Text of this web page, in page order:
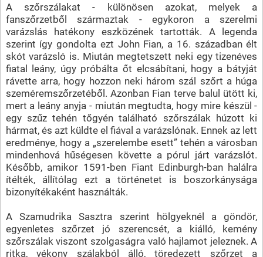
A szőrszálakat - különösen azokat, melyek a
fanszőrzetből származtak - egykoron a szerelmi
varázslás hatékony eszközének tartották. A legenda
szerint így gondolta ezt John Fian, a 16. században élt
skót varázsló is. Miután megtetszett neki egy tizenéves
fiatal leány, úgy próbálta őt elcsábítani, hogy a bátyját
rávette arra, hogy hozzon neki három szál szőrt a húga
szeméremszőrzetéből. Azonban Fian terve balul ütött ki,
mert a leány anyja - miután megtudta, hogy mire készül -
egy szűz tehén tőgyén található szőrszálak húzott ki
hármat, és azt küldte el fiával a varázslónak. Ennek az lett
eredménye, hogy a „szerelembe esett” tehén a városban
mindenhová hűségesen követte a pórul járt varázslót.
Később, amikor 1591-ben Fiant Edinburgh-ban halálra
ítélték, állítólag ezt a történetet is boszorkánysága
bizonyítékaként használták.
A Szamudrika Sasztra szerint hölgyeknél a göndör,
egyenletes szőrzet jó szerencsét, a kiálló, kemény
szőrszálak viszont szolgaságra való hajlamot jeleznek. A
ritka, vékony szálakból álló, töredezett szőrzet a